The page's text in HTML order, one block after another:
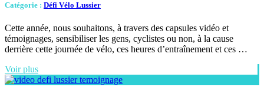
Catégorie : Défi Vélo Lussier
Cette année, nous souhaitons, à travers des capsules vidéo et
témoignages, sensibiliser les gens, cyclistes ou non, à la cause
derrière cette journée de vélo, ces heures d’entraînement et ces …
Voir plus